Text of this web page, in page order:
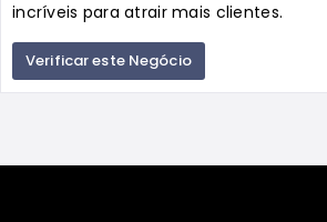
incríveis para atrair mais clientes.
Verificar este Negócio